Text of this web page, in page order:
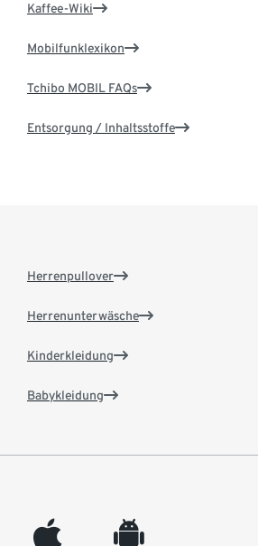
Kaffee-Wiki
Mobilfunklexikon
Tchibo MOBIL FAQs
Entsorgung / Inhaltsstoffe
Herrenpullover
Herrenunterwäsche
Kinderkleidung
Babykleidung
appleinc android